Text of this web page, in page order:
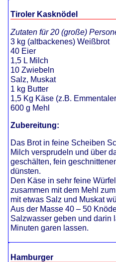
Tiroler Kasknödel
Zutaten für 20 (große)
3 kg (altbackenes) Weißbrot
40 Eier
1,5 L Milch
10 Zwiebeln
Salz, Muskat
1 kg Butter
1,5 Kg Käse (z.B.
600 g Mehl
Zubereitung:
Das Brot in feine Scheiben
Milch versprudeln und über
geschälten, fein
dünsten.
Den Käse in sehr feine
zusammen mit dem Mehl
mit etwas Salz und Muskat
Aus der Masse 40 – 50
Salzwasser geben und darin
Minuten garen lassen.
Hamburger